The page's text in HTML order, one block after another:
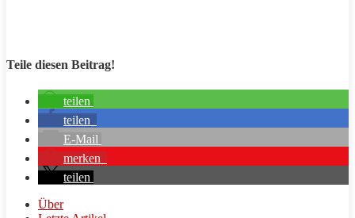
Teile diesen Beitrag!
teilen
teilen
E-Mail
merken
teilen
Über